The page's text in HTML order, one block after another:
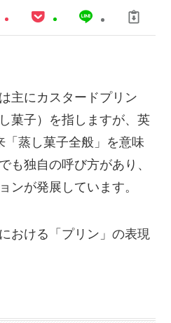
主にカスタードプリン
菓子）を指しますが、英
蒸し菓子全般」を意味
も独自の呼び方があり、
ンが発展しています。
おける「プリン」の表現